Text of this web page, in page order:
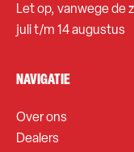
Let op, vanwege de
juli t/m 14 augustus
NAVIGATIE
Over ons
Dealers